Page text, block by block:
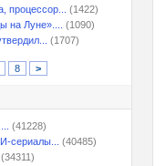
процессор...
(1422)
на Луне»....
(1090)
(1707)
8 >
(41228)
сериалы...
(40485)
(34311)